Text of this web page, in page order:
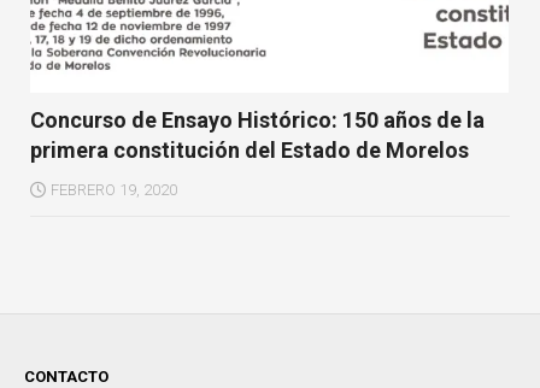
Concurso de Ensayo Histórico: 150 años de la
primera constitución del Estado de Morelos
FEBRERO 19, 2020
CONTACTO